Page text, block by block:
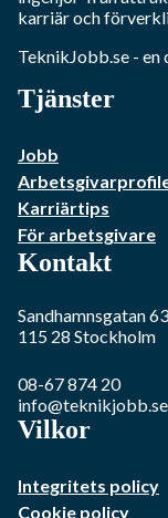
karriär och
TeknikJobb.se - en
Tjänster
Jobb
Karriärtips
För arbetsgivare
Kontakt
Sandhamnsgatan
115 28 Stockholm
08-67 874 20
info@teknikjobb.se
Vilkor
Integritets policy
Cookie policy